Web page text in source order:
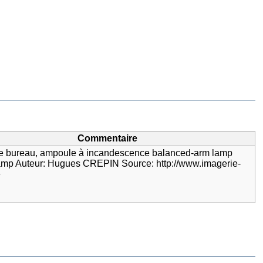
Commentaire
bureau, ampoule à incandescence balanced-arm lamp
Auteur: Hugues CREPIN Source: http://www.imagerie-